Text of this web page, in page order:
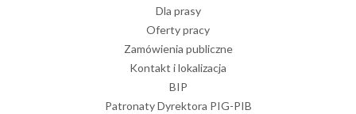
Dla prasy
Oferty pracy
Zamówienia publiczne
Kontakt i lokalizacja
BIP
Patronaty Dyrektora PIG-PIB